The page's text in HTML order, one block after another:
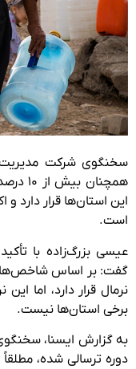
این استان‌ها قرار دارد
است.
عیسی بزرگ‌زاده با
گفت: بر اساس
نرمال قرار دارد، اما
برخی استان‌ها نیست.
به گزارش ایسنا،
دوره ترسالی شده،